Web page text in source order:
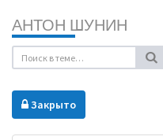
АНТОН ШУНИН
Закрыто